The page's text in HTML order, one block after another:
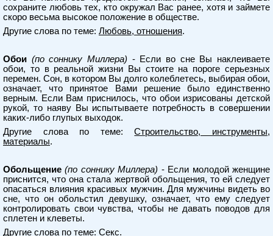
сохраните любовь тех, кто окружал Вас ранее, хотя и займете
скоро весьма высокое положение в обществе.
Другие слова по теме: Любовь, отношения.
Обои (по соннику Миллера) - Если во сне Вы наклеиваете
обои, то в реальной жизни Вы стоите на пороге серьезных
перемен. Сон, в котором Вы долго колеблетесь, выбирая обои,
означает, что принятое Вами решение было единственно
верным. Если Вам приснилось, что обои изрисованы детской
рукой, то наяву Вы испытываете потребность в совершении
каких-либо глупых выходок.
Другие слова по теме:Строительство, инструменты,
материалы.
Обольщение (по соннику Миллера) - Если молодой женщине
приснится, что она стала жертвой обольщения, то ей следует
опасаться влияния красивых мужчин. Для мужчины видеть во
сне, что он обольстил девушку, означает, что ему следует
контролировать свои чувства, чтобы не давать поводов для
сплетен и клеветы.
Другие слова по теме: Секс.